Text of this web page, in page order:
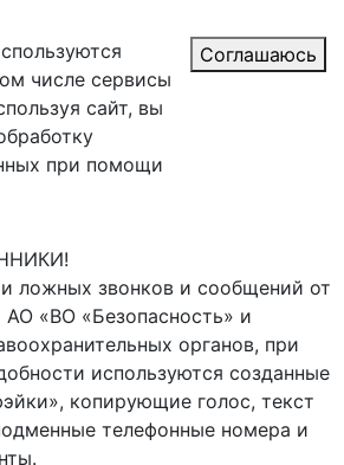
числе сервисы
сайт, вы
при помощи
Соглашаюсь
ложных звонков и сообщений от
«ВО «Безопасность» и
органов, при
используются созданные
копирующие голос, текст
телефонные номера и